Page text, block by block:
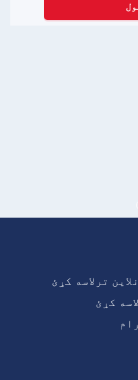
ترلاسه کړئ
کړئ